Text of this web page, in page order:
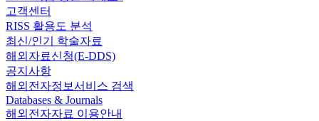
고객센터
RISS 활용도 분석
최신/인기 학술자료
해외자료신청(E-DDS)
공지사항
해외전자정보서비스 검색
Databases & Journals
해외전자자료 이용안내